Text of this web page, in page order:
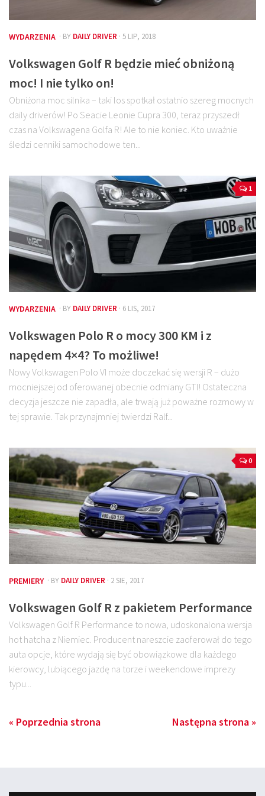
WYDARZENIA · BY DAILY DRIVER · 5 LIP, 2018
Volkswagen Golf R będzie mieć obniżoną
moc! I nie tylko on!
Obniżona moc silnika – taki los spotkał ostatnio szereg mocnych
daily driverów! Po Seacie Leonie Cupra 300, teraz przyszedł
czas na Volkswagena Golfa R! Ale to nie koniec. Kto uważnie
śledzi cenniki samochodowe ten...
1
WYDARZENIA · BY DAILY DRIVER · 6 LIS, 2017
Volkswagen Polo R o mocy 300 KM i z
napędem 4×4? To możliwe!
Nowy Volkswagen Polo VI może doczekać się wersji R – dużo
mocniejszej od oferowanej obecnie odmiany GTI! Ostateczna
decyzja jeszcze nie zapadła, ale trwają już poważne rozmowy w
tej sprawie. Tak przynajmniej twierdzi Ralf...
0
PREMIERY · BY DAILY DRIVER · 2 SIE, 2017
Volkswagen Golf R z pakietem Performance
Volkswagen Golf R Performance to nowa, udoskonalona wersja
hot hatcha z Niemiec. Producent nareszcie zaoferował do tego
auta opcje, które wydają się być obowiązkowe dla każdego
kierowcy, lubiącego jazdę na torze i weekendowe imprezy
typu...
« Poprzednia strona Następna strona »